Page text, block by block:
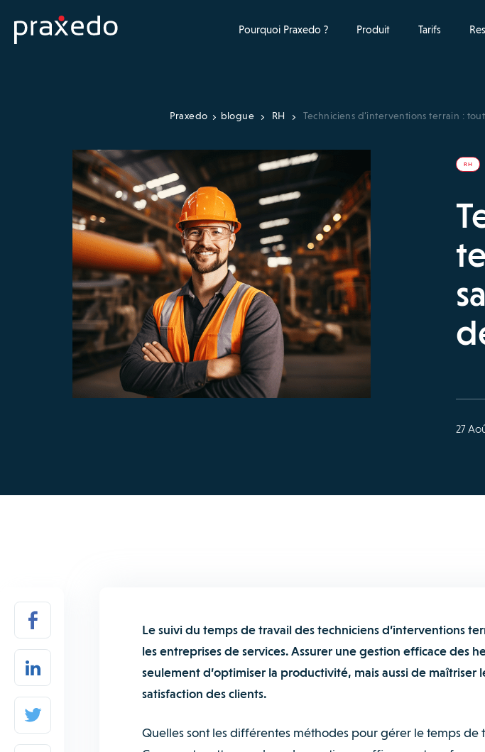
Pourquoi Praxedo ? Produit Tarifs
Praxedo blogue RH Techniciens d’interventions terrain :
RH
27
Le suivi du temps de travail des techniciens d’interventions
les entreprises de services. Assurer une gestion efficace des
seulement d’optimiser la productivité, mais aussi de maîtriser
satisfaction des clients.
Quelles sont les différentes méthodes pour gérer le temps de